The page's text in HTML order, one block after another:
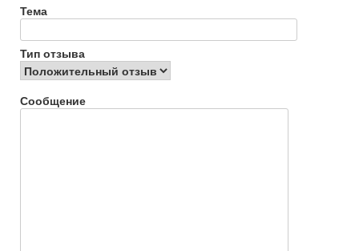
0
Ответить
ekaterinaukom
Тема
Тип отзыва
Сообщение